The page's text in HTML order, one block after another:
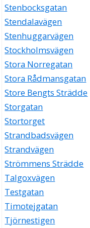
Stenbocksgatan
Stendalavägen
Stenhuggarvägen
Stockholmsvägen
Stora Norregatan
Stora Rådmansgatan
Store Bengts Strädde
Storgatan
Stortorget
Strandbadsvägen
Strandvägen
Strömmens Strädde
Talgoxvägen
Testgatan
Timotejgatan
Tjörnestigen